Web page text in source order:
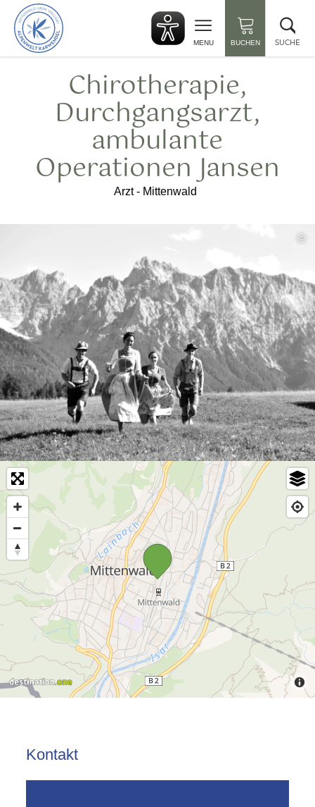
zurück
zur
Startseite
MENU BUCHEN SUCHE
Chirotherapie,
Durchgangsarzt,
ambulante
Operationen Jansen
Arzt - Mittenwald
©
Kontakt